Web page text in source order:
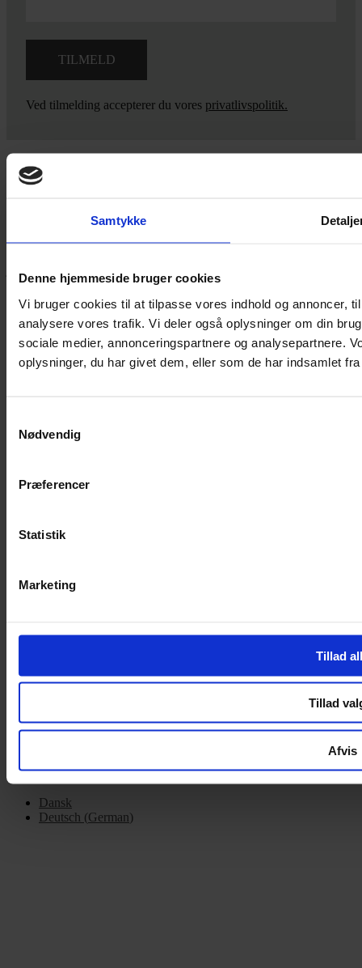
Samtykke
Denne hjemmeside bruger cookies
Vi bruger cookies til at tilpasse vores indhold og annoncer,
analysere vores trafik. Vi deler også oplysninger om din
sociale medier, annonceringspartnere og analysepartnere.
oplysninger, du har givet dem, eller som de har indsamlet
Nødvendig
Præferencer
Statistik
Marketing
Tillad
Tillad
Afvis
Ved tilmelding accepterer du vores privatlivspolitik.
Yarn Every Wear
Hvis du bøvler med noget eller ønsker ny inspiration, så skriv til
Vestergade 12 6270, Tønder
60 51 96 50
post@yarneverywear.dk
CVR 43041649
Facebook-f Instagram
Handelsbetingelser
Handelsbetingelser
Om Yarn Every Wear
Mandag – Fredag 10:00 – 17:30
Copyright © 2022.Design & hosting by Webhuset Ballum ApS
Dansk
Deutsch (German)